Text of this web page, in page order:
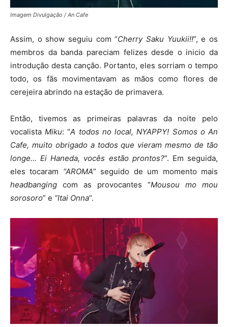
Imagem Divulgação / An Cafe
Assim, o show seguiu com “Cherry Saku Yuukii!!”, e os
membros da banda pareciam felizes desde o inicio da
introdução desta canção. Portanto, eles sorriam o tempo
todo, os fãs movimentavam as mãos como flores de
cerejeira abrindo na estação de primavera.
Então, tivemos as primeiras palavras da noite pelo
vocalistaMiku: “A todos no local, NYAPPY! Somos o An
Cafe, muito obrigado a todos que vieram mesmo de tão
longe… Ei Haneda, vocês estão prontos?”. Em seguida,
eles tocaram “AROMA” seguido de um momento mais
headbanging com as provocantes “Mousou mo mou
sorosoro” e “Itai Onna”.